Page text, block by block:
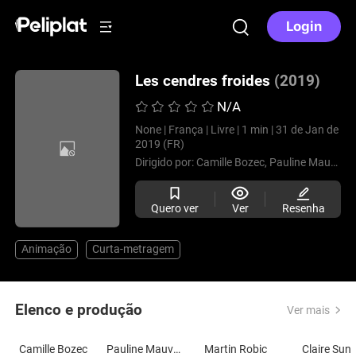
Login
Les cendres froides (2019)
N/A
None | França | Livre | 1 min | 31 de Jan de
2019 (FR)
Dirigido por: Camille Bozec, Pauline Mauviere,
Quero ver Ver Resenha
Animação Curta-metragem
Elenco e produção Ver mais
Camille Bozec
Pauline Mauviere
Martin Robic
Claire Sun